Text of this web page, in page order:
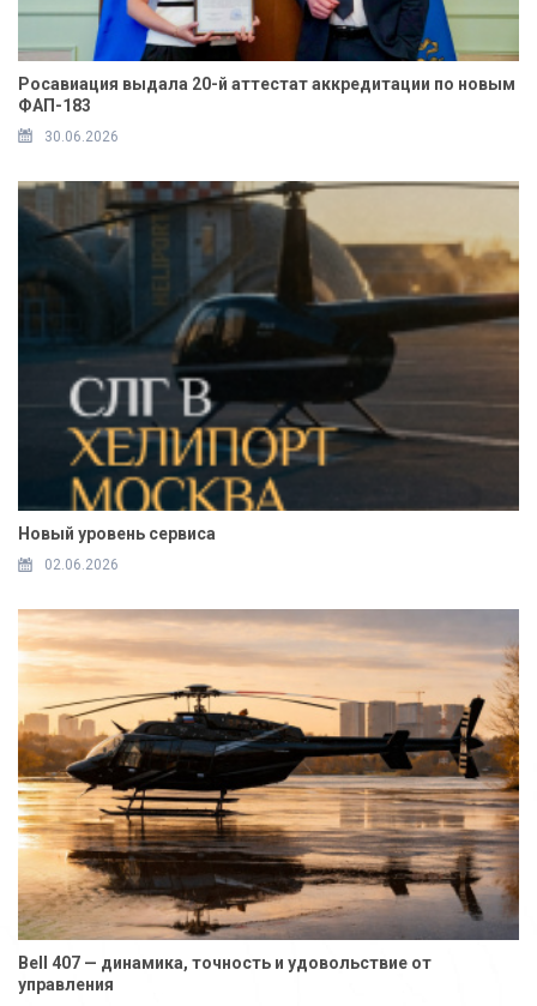
Росавиация выдала 20-й аттестат аккредитации по новым
ФАП-183
30.06.2026
Новый уровень сервиса
02.06.2026
Bell 407 — динамика, точность и удовольствие от
управления